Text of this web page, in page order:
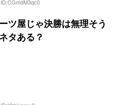
ツ屋じゃ決勝は無理そう
タある？